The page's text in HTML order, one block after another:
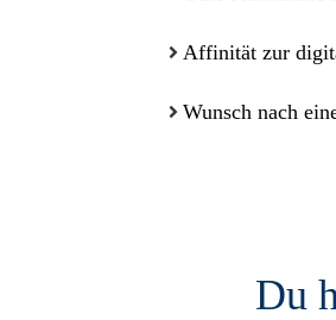
Affinität zur
Wunsch nach
Du